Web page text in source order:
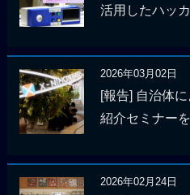
活用したハッ
2026年03月02日
[報告] 自治体
紹介セミナー
2026年02月24日